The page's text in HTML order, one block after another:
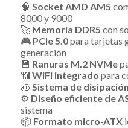
🧠 Socket AMD AM5
8000 y 9000
🚀 Memoria DDR5 con
🎮 PCIe 5.0para tarjetas
generación
💾 Ranuras M.2 NVMe
📶 WiFi integrado para
🧊 Sistema de
⚙️ Diseño eficiente de
sistema
📦 Formato micro-ATX